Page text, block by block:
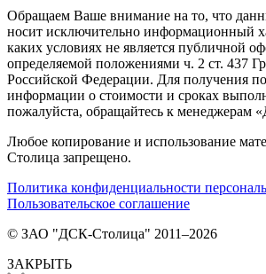
Обращаем Ваше внимание на то, что
носит исключительно информационный
каких условиях не является публичной
определяемой положениями ч. 2 ст. 437
Российской Федерации. Для получения
информации о стоимости и сроках
пожалуйста, обращайтесь к менеджерам
Любое копирование и использование
Столица запрещено.
Политика конфиденциальности
Пользовательское соглашение
© ЗАО "ДСК-Столица" 2011–2026
ЗАКРЫТЬ